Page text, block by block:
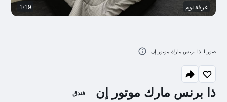
ذا برنس مارك موتور إن فندق
غرفة نوم 1/19
صور لـ ذا برنس مارك موتور إن